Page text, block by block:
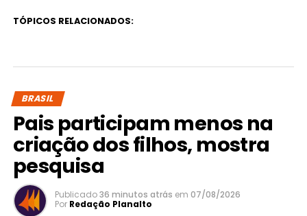
TÓPICOS RELACIONADOS:
BRASIL
Pais participam menos na
criação dos filhos, mostra
pesquisa
Publicado36 minutos atrás em 07/08/2026
Por Redação Planalto